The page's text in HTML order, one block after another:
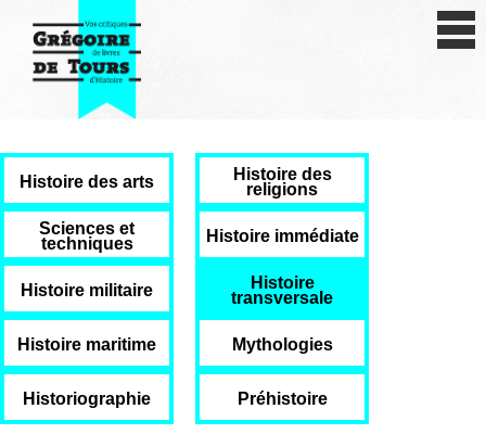
Antiquité
Moyen Age
Epoque moderne
Révolution et XIXe siècle
XXe siècle
Autres civilisations
Histoire des arts
Histoire des
religions
Sciences et
techniques
Histoire immédiate
Histoire militaire
Histoire
transversale
Histoire maritime Mythologies
Historiographie Préhistoire